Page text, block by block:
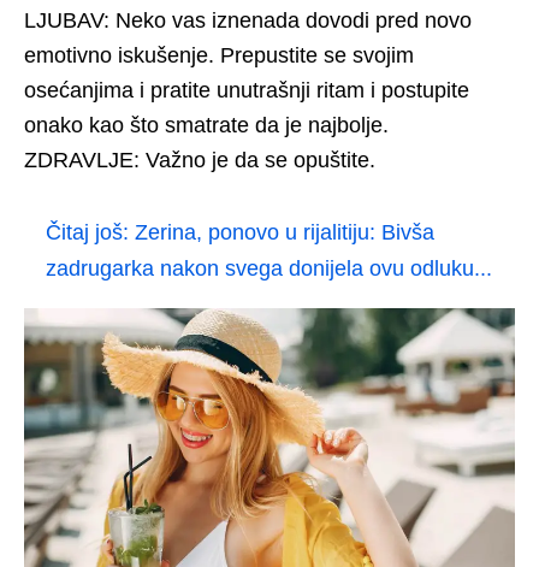
LJUBAV: Neko vas iznenada dovodi pred novo
emotivno iskušenje. Prepustite se svojim
osećanjima i pratite unutrašnji ritam i postupite
onako kao što smatrate da je najbolje.
ZDRAVLJE: Važno je da se opuštite.
Čitaj još: Zerina, ponovo u rijalitiju: Bivša
zadrugarka nakon svega donijela ovu odluku...